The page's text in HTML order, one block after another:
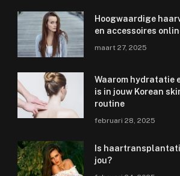
Hoogwaardige
en accessoires
maart 27, 2025
Waarom hydratatie
is in jouw Korean
routine
februari 28, 2025
Is
jou?